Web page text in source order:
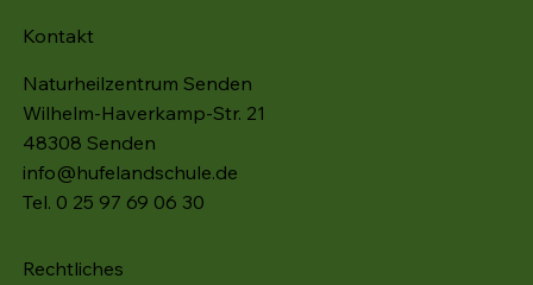
Rechtliches
Kontakt
Naturheilzentrum Senden
Wilhelm-Haverkamp-Str. 21
48308 Senden
info@hufelandschule.de
Tel. 0 25 97 69 06 30